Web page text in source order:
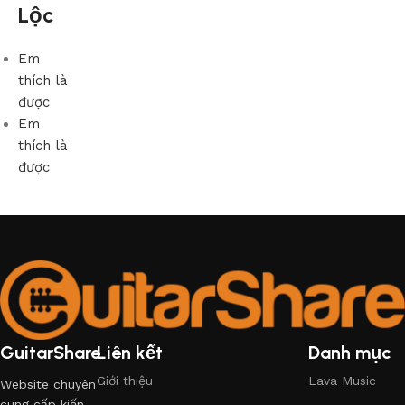
Lộc
Em
thích là
được
Em
thích là
được
GuitarShare
Website chuyên
Liên kết
Giới thiệu
Danh mục
Lava Music